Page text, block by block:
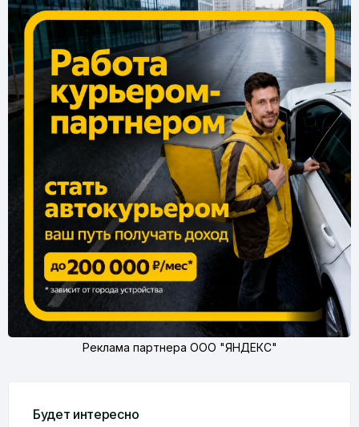
Реклама партнера ООО "ЯНДЕКС"
Будет интересно